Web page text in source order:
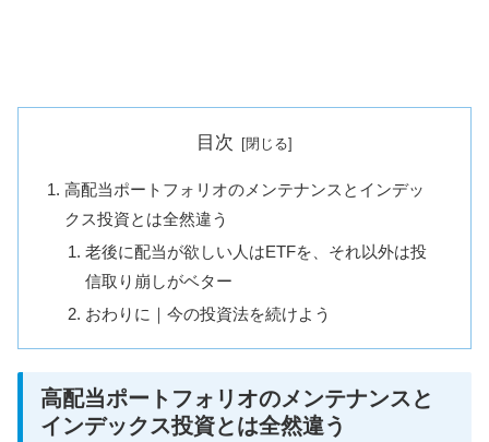
目次
高配当ポートフォリオのメンテナンスとインデッ
クス投資とは全然違う
老後に配当が欲しい人はETFを、それ以外は投
信取り崩しがベター
おわりに｜今の投資法を続けよう
高配当ポートフォリオのメンテナンスと
インデックス投資とは全然違う